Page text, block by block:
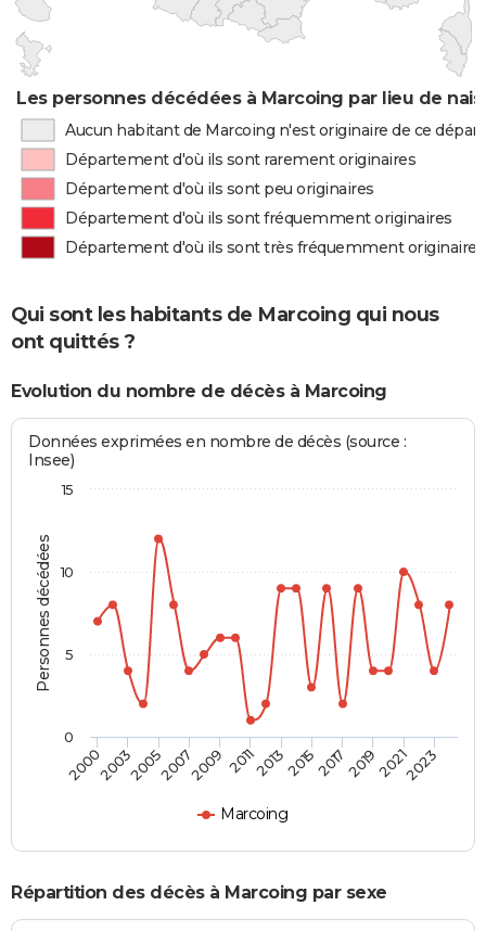
Les personnes décédées à Marcoing par lieu de
Aucun habitant de Marcoing n'est originaire de ce
Département d'où ils sont rarement originaires
Département d'où ils sont peu originaires
Département d'où ils sont fréquemment originaires
Département d'où ils sont très fréquemment originaires
Qui sont les habitants de Marcoing qui nous
ont quittés ?
Evolution du nombre de décès à Marcoing
Personnes décédées
Données exprimées en nombre de décès (source :
Insee)
Marcoing
20002003200520072009 2011201320152017201920212023
0
5
10
15
Répartition des décès à Marcoing par sexe